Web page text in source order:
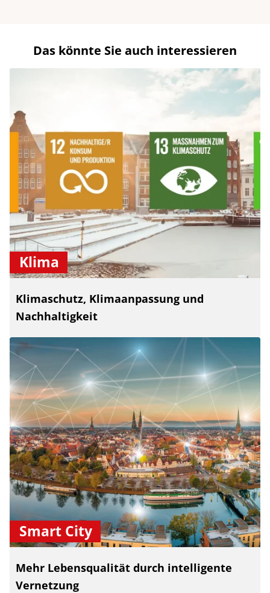
Das könnte Sie auch interessieren
Klima
Klimaschutz, Klimaanpassung und
Nachhaltigkeit
Smart City
Mehr Lebensqualität durch intelligente
Vernetzung